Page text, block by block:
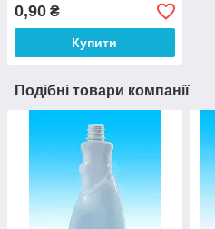
0,90 ₴
Купити
Подібні товари компанії